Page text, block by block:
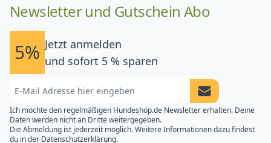
Newsletter und Gutschein Abo
5% Jetzt anmelden
und sofort 5 % sparen
Newsletter
Ich möchte den regelmäßigen Hundeshop.de Newsletter erhalten. Deine
Daten werden nicht an Dritte weitergegeben.
Die Abmeldung ist jederzeit möglich. Weitere Informationen dazu findest
du in der Datenschutzerklärung.